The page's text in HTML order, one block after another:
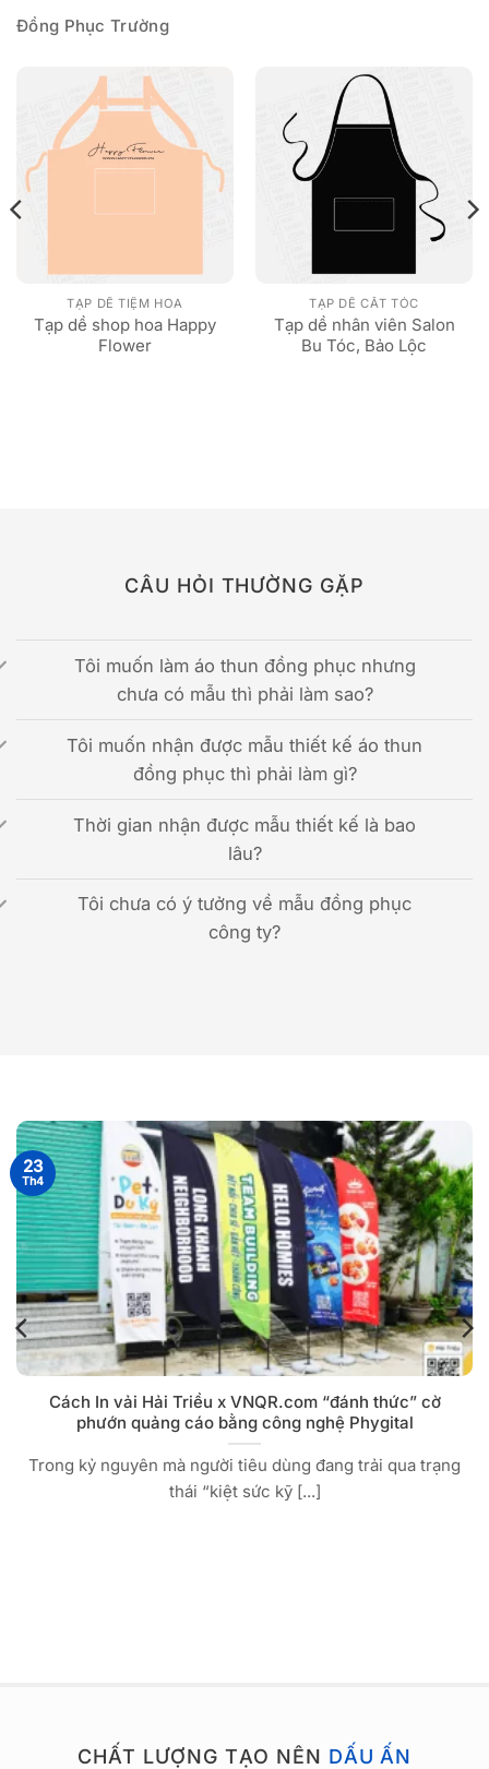
Đồng Phục Trường
TẠP DỀ TIỆM HOA
Tạp dề shop hoa Happy
Flower
TẠP DỀ CẮT TÓC
Tạp dề nhân viên Salon
Bu Tóc, Bảo Lộc
CÂU HỎI THƯỜNG GẶP
Tôi muốn làm áo thun đồng phục nhưng
chưa có mẫu thì phải làm sao?
Tôi muốn nhận được mẫu thiết kế áo thun
đồng phục thì phải làm gì?
Thời gian nhận được mẫu thiết kế là bao
lâu?
Tôi chưa có ý tưởng về mẫu đồng phục
công ty?
Cách In vải Hải Triều x VNQR.com “đánh thức” cờ
phướn quảng cáo bằng công nghệ Phygital
Trong kỷ nguyên mà người tiêu dùng đang trải qua trạng
thái “kiệt sức kỹ [...]
23
Th4
CHẤT LƯỢNG TẠO NÊN DẤU ẤN